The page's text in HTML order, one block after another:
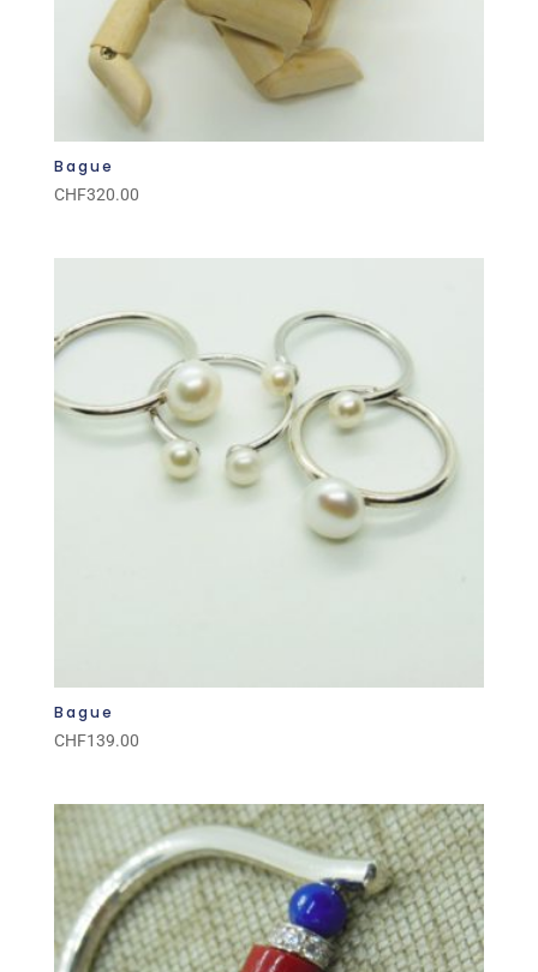
Bague
CHF320.00
Bague
CHF139.00